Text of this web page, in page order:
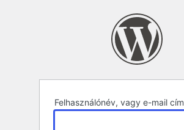
Felhasználónév, vagy e-mail cím